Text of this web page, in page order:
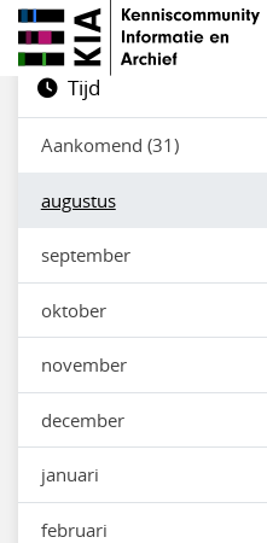
Filters toolkit
Tijd
Aankomend (31)
augustus
september
oktober
november
december
januari
februari